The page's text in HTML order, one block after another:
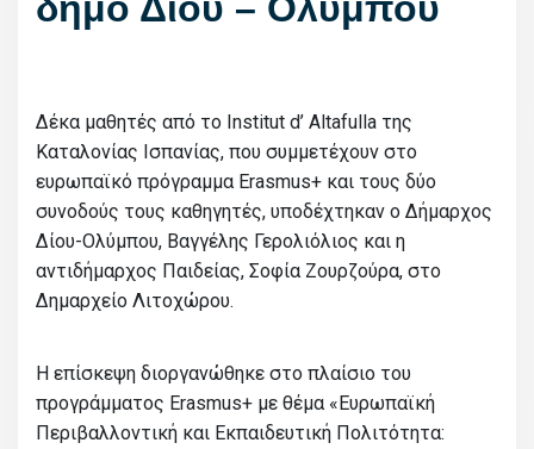
Δέκα μαθητές από το Institut d’ Altafulla της
Καταλονίας Ισπανίας, που συμμετέχουν στο
ευρωπαϊκό πρόγραμμα Erasmus+ και τους δύο
συνοδούς τους καθηγητές, υποδέχτηκαν ο Δήμαρχος
Δίου-Ολύμπου, Βαγγέλης Γερολιόλιος και η
αντιδήμαρχος Παιδείας, Σοφία Ζουρζούρα, στο
Δημαρχείο Λιτοχώρου.
Η επίσκεψη διοργανώθηκε στο πλαίσιο του
προγράμματος Erasmus+ με θέμα «Ευρωπαϊκή
Περιβαλλοντική και Εκπαιδευτική Πολιτότητα: